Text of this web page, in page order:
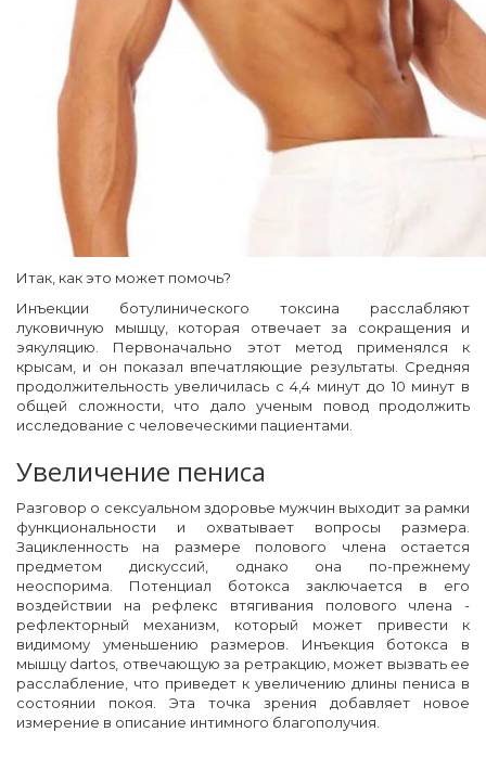
Итак, как это может помочь?
Инъекции ботулинического токсина расслабляют
луковичную мышцу, которая отвечает за сокращения и
эякуляцию. Первоначально этот метод применялся к
крысам, и он показал впечатляющие результаты. Средняя
продолжительность увеличилась с 4,4 минут до 10 минут в
общей сложности, что дало ученым повод продолжить
исследование с человеческими пациентами.
Увеличение пениса
Разговор о сексуальном здоровье мужчин выходит за рамки
функциональности и охватывает вопросы размера.
Зацикленность на размере полового члена остается
предметом дискуссий, однако она по-прежнему
неоспорима. Потенциал ботокса заключается в его
воздействии на рефлекс втягивания полового члена -
рефлекторный механизм, который может привести к
видимому уменьшению размеров. Инъекция ботокса в
мышцу dartos, отвечающую за ретракцию, может вызвать ее
расслабление, что приведет к увеличению длины пениса в
состоянии покоя. Эта точка зрения добавляет новое
измерение в описание интимного благополучия.